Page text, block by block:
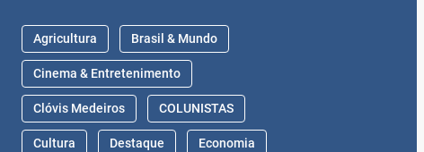
Agricultura Brasil & Mundo
Cinema & Entretenimento
Clóvis Medeiros COLUNISTAS
Cultura Destaque Economia